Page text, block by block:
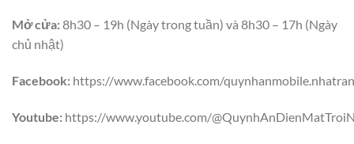
Mở cửa:8h30 – 19h (Ngày trong tuần) và 8h30 – 17h (Ngày
chủ nhật)
Facebook: https://www.facebook.com/
Youtube: https://www.youtube.com/